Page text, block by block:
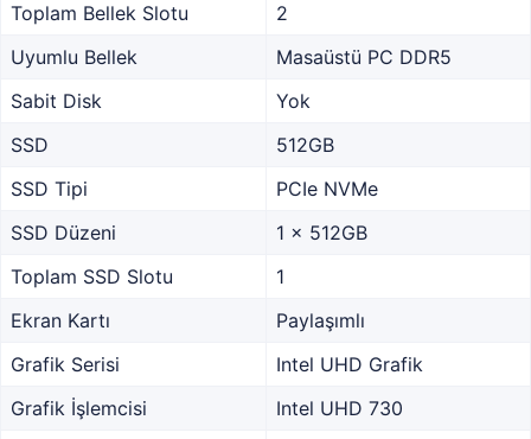
Toplam Bellek Slotu
2
Uyumlu Bellek
Masaüstü PC DDR5
Sabit Disk
Yok
SSD
512GB
SSD Tipi
PCIe NVMe
SSD Düzeni
1 x 512GB
Toplam SSD Slotu
1
Ekran Kartı
Paylaşımlı
Grafik Serisi
Intel UHD Grafik
Grafik İşlemcisi
Intel UHD 730